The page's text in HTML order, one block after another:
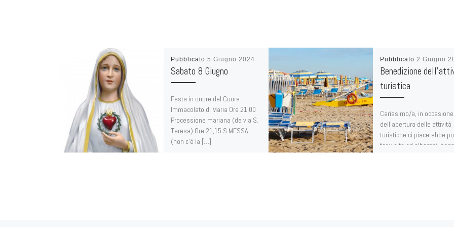
Pubblicato5 Giugno 2024
Sabato 8 Giugno
Festa in onore del Cuore
Immacolato di Maria Ore 21,00
Processione mariana (da via S.
Teresa) Ore 21,15 S.MESSA
(non c’è la […]
Pubblicato 2 Giugno
Benedizione
turistica
Carissimo/a, in occasione
dell’apertura delle attività
turistiche ci piacerebbe
far visita ad alberghi,